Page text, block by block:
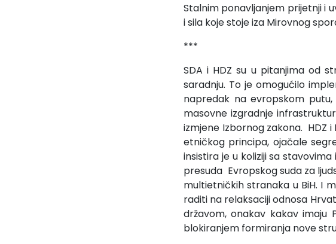
Stalnim ponavljanjem prijetnji i
i sila koje stoje iza Mirovnog
***
SDA i HDZ su u pitanjima od
saradnju. To je omogućilo
napredak na evropskom
masovne izgradnje
izmjene Izbornog zakona. HDZ
etničkog principa, ojačale
insistira je u koliziji sa
presuda Evropskog suda za
multietničkih stranaka u BiH. I
raditi na relaksaciji odnosa
državom, onakav kakav imaju
blokiranjem formiranja nove